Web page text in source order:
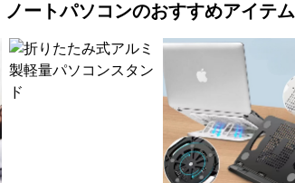
ノートパソコンのおすすめアイテム